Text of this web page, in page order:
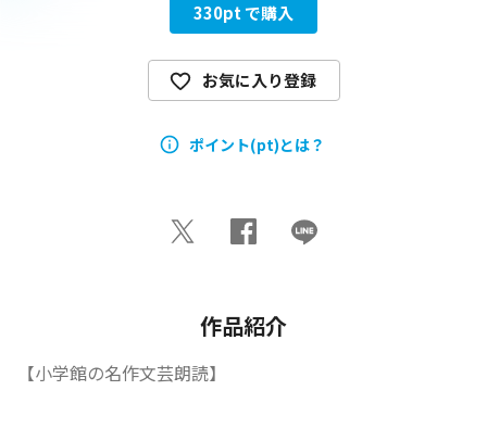
330pt で購入
お気に入り登録
ポイント(pt)とは？
作品紹介
【小学館の名作文芸朗読】